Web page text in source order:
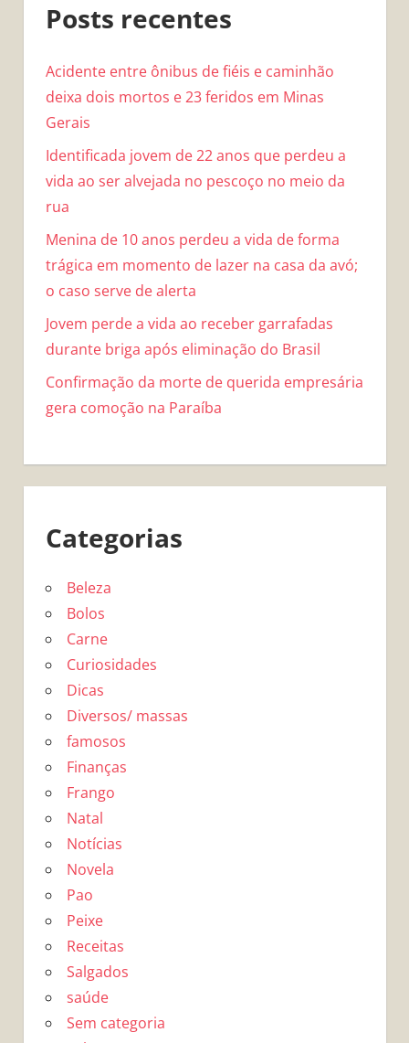
Posts recentes
Acidente entre ônibus de fiéis e caminhão
deixa dois mortos e 23 feridos em Minas
Gerais
Identificada jovem de 22 anos que perdeu a
vida ao ser alvejada no pescoço no meio da
rua
Menina de 10 anos perdeu a vida de forma
trágica em momento de lazer na casa da avó;
o caso serve de alerta
Jovem perde a vida ao receber garrafadas
durante briga após eliminação do Brasil
Confirmação da morte de querida empresária
gera comoção na Paraíba
Categorias
Beleza
Bolos
Carne
Curiosidades
Dicas
Diversos/ massas
famosos
Finanças
Frango
Natal
Notícias
Novela
Pao
Peixe
Receitas
Salgados
saúde
Sem categoria